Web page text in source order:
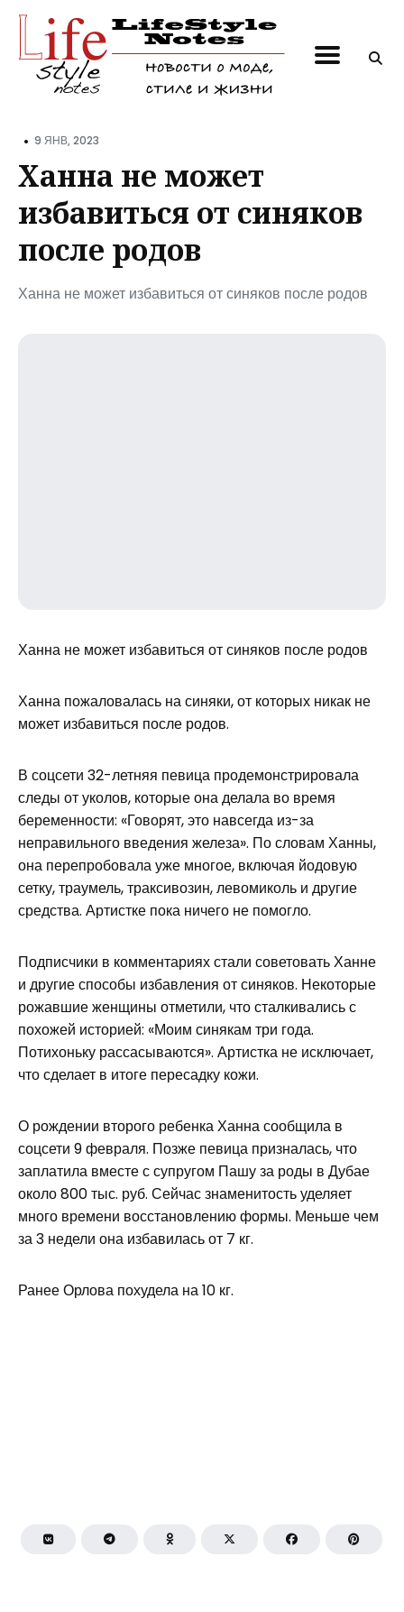
Поиск
• 9 ЯНВ, 2023
Ханна не может
избавиться от синяков
после родов
Ханна не может избавиться от синяков после родов
Ханна не может избавиться от синяков после родов
Ханна пожаловалась на синяки, от которых никак не
может избавиться после родов.
В соцсети 32-летняя певица продемонстрировала
следы от уколов, которые она делала во время
беременности: «Говорят, это навсегда из-за
неправильного введения железа». По словам Ханны,
она перепробовала уже многое, включая йодовую
сетку, траумель, траксивозин, левомиколь и другие
средства. Артистке пока ничего не помогло.
Подписчики в комментариях стали советовать Ханне
и другие способы избавления от синяков. Некоторые
рожавшие женщины отметили, что сталкивались с
похожей историей: «Моим синякам три года.
Потихоньку рассасываются». Артистка не исключает,
что сделает в итоге пересадку кожи.
О рождении второго ребенка Ханна сообщила в
соцсети 9 февраля. Позже певица призналась, что
заплатила вместе с супругом Пашу за роды в Дубае
около 800 тыс. руб. Сейчас знаменитость уделяет
много времени восстановлению формы. Меньше чем
за 3 недели она избавилась от 7 кг.
Ранее Орлова похудела на 10 кг.